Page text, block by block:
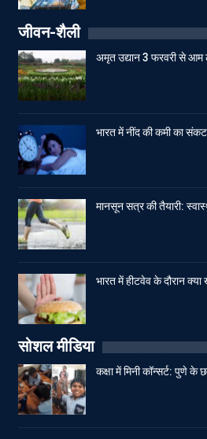
जीवन-शैली
अमृत उद्यान 3 फरवरी से आम
भारत में नींद की कमी का
मानसून सत्र की तैयारी:
भारत में हीटवेव के दौरान
सोशल मीडिया
कक्षा में मिनी कॉन्सर्ट: पुणे के